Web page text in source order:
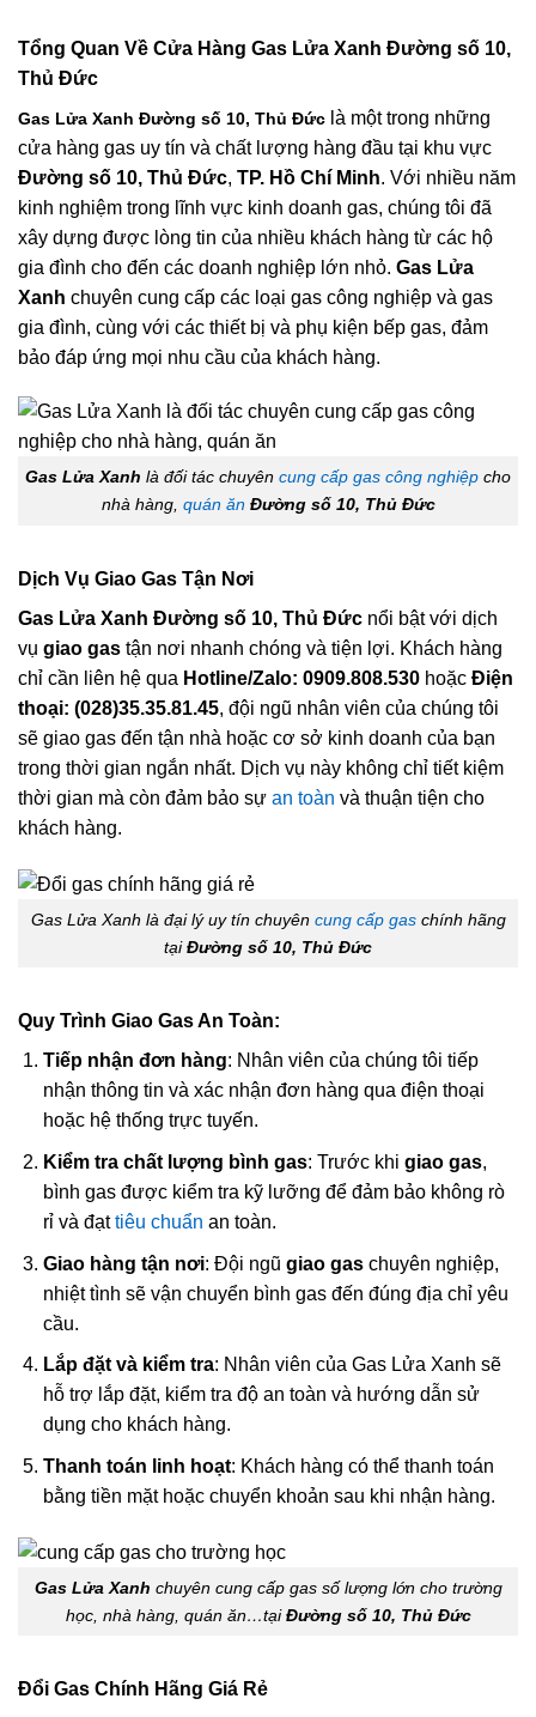
Tổng Quan Về Cửa Hàng Gas Lửa Xanh Đường số 10,
Thủ Đức
Gas Lửa Xanh Đường số 10, Thủ Đức là một trong những
cửa hàng gas uy tín và chất lượng hàng đầu tại khu vực
Đường số 10, Thủ Đức, TP. Hồ Chí Minh. Với nhiều năm
kinh nghiệm trong lĩnh vực kinh doanh gas, chúng tôi đã
xây dựng được lòng tin của nhiều khách hàng từ các hộ
gia đình cho đến các doanh nghiệp lớn nhỏ. Gas Lửa
Xanh chuyên cung cấp các loại gas công nghiệp và gas
gia đình, cùng với các thiết bị và phụ kiện bếp gas, đảm
bảo đáp ứng mọi nhu cầu của khách hàng.
Gas Lửa Xanh là đối tác chuyên cung cấp gas công nghiệp cho
nhà hàng, quán ăn Đường số 10, Thủ Đức
Dịch Vụ Giao Gas Tận Nơi
Gas Lửa Xanh Đường số 10, Thủ Đức nổi bật với dịch
vụ giao gas tận nơi nhanh chóng và tiện lợi. Khách hàng
chỉ cần liên hệ qua Hotline/Zalo: 0909.808.530 hoặc Điện
thoại: (028)35.35.81.45, đội ngũ nhân viên của chúng tôi
sẽ giao gas đến tận nhà hoặc cơ sở kinh doanh của bạn
trong thời gian ngắn nhất. Dịch vụ này không chỉ tiết kiệm
thời gian mà còn đảm bảo sự an toàn và thuận tiện cho
khách hàng.
Gas Lửa Xanh là đại lý uy tín chuyên cung cấp gaschính hãng
tạiĐường số 10, Thủ Đức
Quy Trình Giao Gas An Toàn:
Tiếp nhận đơn hàng: Nhân viên của chúng tôi tiếp
nhận thông tin và xác nhận đơn hàng qua điện thoại
hoặc hệ thống trực tuyến.
Kiểm tra chất lượng bình gas: Trước khi giao gas,
bình gas được kiểm tra kỹ lưỡng để đảm bảo không rò
rỉ và đạttiêu chuẩn an toàn.
Giao hàng tận nơi: Đội ngũ giao gaschuyên nghiệp,
nhiệt tình sẽ vận chuyển bình gas đến đúng địa chỉ yêu
cầu.
Lắp đặt và kiểm tra: Nhân viên của Gas Lửa Xanh sẽ
hỗ trợ lắp đặt, kiểm tra độ an toàn và hướng dẫn sử
dụng cho khách hàng.
Thanh toán linh hoạt: Khách hàng có thể thanh toán
bằng tiền mặt hoặc chuyển khoản sau khi nhận hàng.
Gas Lửa Xanh chuyên cung cấp gas số lượng lớn cho trường
học, nhà hàng, quán ăn…tạiĐường số 10, Thủ Đức
Đổi Gas Chính Hãng Giá Rẻ